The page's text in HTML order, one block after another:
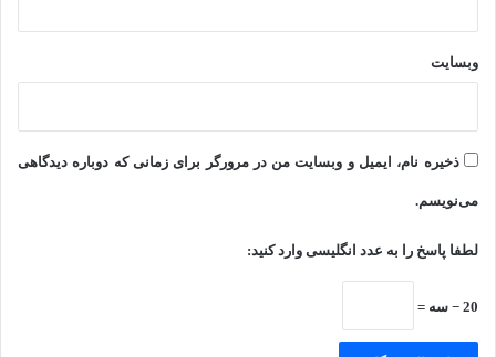
وبسایت
ذخیره نام، ایمیل و وبسایت من در مرورگر برای زمانی که دوباره دیدگاهی
می‌نویسم.
لطفا پاسخ را به عدد انگلیسی وارد کنید:
20 − سه =